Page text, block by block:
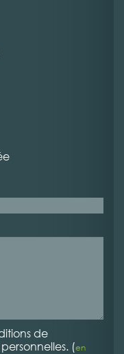
de
(en